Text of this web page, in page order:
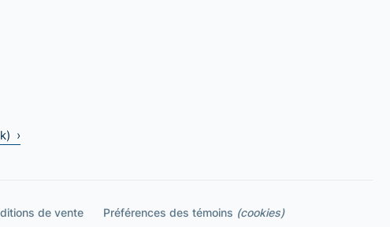
›
de vente Préférences des témoins (cookies)